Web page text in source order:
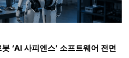
‘AI 사피엔스’ 소프트웨어 전면